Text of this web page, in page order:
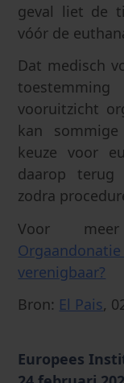
geval liet de
vóór de
Dat medisch
vooruitzicht
kan
keuze voor
daarop
zodra
Voor meer
verenigbaar?
Bron: El Pais,
Europees